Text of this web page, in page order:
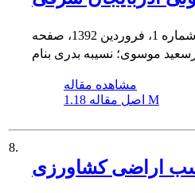
موسوی؛ نسیبه بدری بنام
مشاهده مقاله
اصل مقاله 1.18 M
8.
اراضی کشاورزی